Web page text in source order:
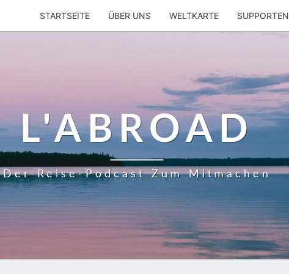
STARTSEITE ÜBER UNS WELTKARTE SUPPORTEN
L'ABROAD
Der Reise-Podcast Zum Mitmachen